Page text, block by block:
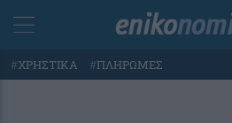
#ΧΡΗΣΤΙΚΑ #ΠΛΗΡΩΜΕΣ